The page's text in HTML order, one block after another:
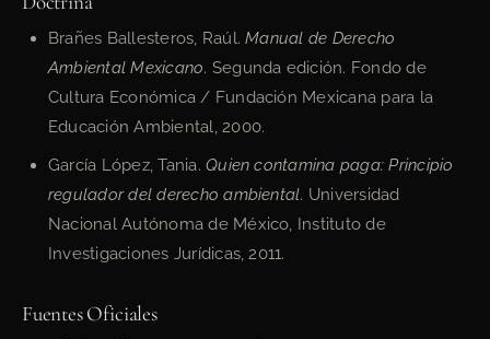
Brañes Ballesteros, Raúl.Manual de Derecho
Ambiental Mexicano. Segunda edición. Fondo de
Cultura Económica / Fundación Mexicana para la
Educación Ambiental, 2000.
García López, Tania.Quien contamina paga: Principio
regulador del derecho ambiental. Universidad
Nacional Autónoma de México, Instituto de
Investigaciones Jurídicas, 2011.
Fuentes Oficiales